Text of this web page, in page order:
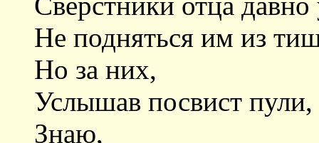
Не подняться им из
Но за них,
Услышав посвист пули,
Знаю,